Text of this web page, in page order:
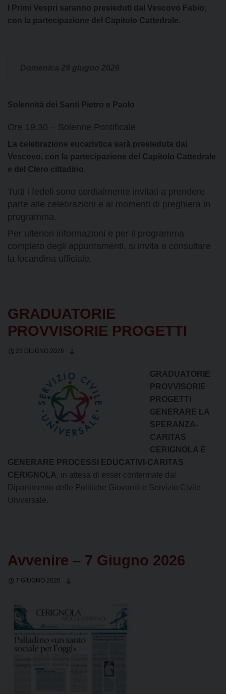
I Primi Vespri saranno presieduti dal Vescovo Fabio,
con la partecipazione del Capitolo Cattedrale.
Solennità dei Santi Pietro e Paolo
Ore 19.30 – Solenne Pontificale
La celebrazione eucaristica sarà presieduta dal
Vescovo, con la partecipazione del Capitolo Cattedrale
e del Clero cittadino.
Tutti i fedeli sono cordialmente invitati a prendere
parte alle celebrazioni e ai momenti di preghiera in
programma.
Per ulteriori informazioni e per il programma
completo degli appuntamenti, si invita a consultare
la locandina ufficiale.
GRADUATORIE
PROVVISORIE PROGETTI
23 GIUGNO 2026
GRADUATORIE
PROVVISORIE
PROGETTI
GENERARE LA
SPERANZA-
CARITAS
CERIGNOLA E
GENERARE PROCESSI EDUCATIVI-CARITAS
CERIGNOLA , in attesa di esser confermate dal
Dipartimento delle Politiche Giovanili e Servizio Civile
Universale.
Avvenire – 7 Giugno 2026
7 GIUGNO 2026